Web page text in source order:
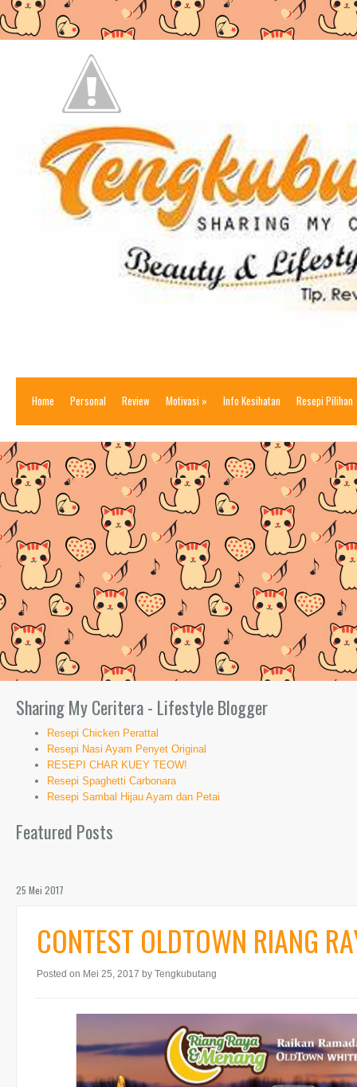
Home Personal Review Motivasi » Info Kesihatan Resepi Pilihan
Sharing My Ceritera - Lifestyle Blogger
Resepi Chicken Perattal
Resepi Nasi Ayam Penyet Original
RESEPI CHAR KUEY TEOW!
Resepi Spaghetti Carbonara
Resepi Sambal Hijau Ayam dan Petai
Featured Posts
25 Mei 2017
CONTEST OLDTOWN RIANG
Posted on Mei 25, 2017 by Tengkubutang